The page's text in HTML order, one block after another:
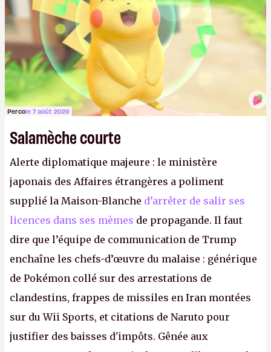
consoles à ces petits cons !
Percole 7 août 2026
Salamèche courte
Alerte diplomatique majeure : le ministère
japonais des Affaires étrangères a poliment
supplié la Maison-Blanche d’arrêter de salir ses
licences dans ses mèmes de propagande. Il faut
dire que l’équipe de communication de Trump
enchaîne les chefs-d’œuvre du malaise : générique
de Pokémon collé sur des arrestations de
clandestins, frappes de missiles en Iran montées
sur du Wii Sports, et citations de Naruto pour
justifier des baisses d'impôts. Gênée aux